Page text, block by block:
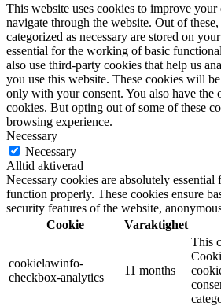
This website uses cookies to improve
navigate through the website. Out of
categorized as necessary are stored on
essential for the working of basic
also use third-party cookies that help us
you use this website. These cookies will
only with your consent. You also have the
cookies. But opting out of some of these
browsing experience.
Necessary
Necessary
Alltid aktiverad
Necessary cookies are absolutely essential
function properly. These cookies ensure
security features of the website,
Cookie
Varaktighet
cookielawinfo-
checkbox-analytics
11 months
This